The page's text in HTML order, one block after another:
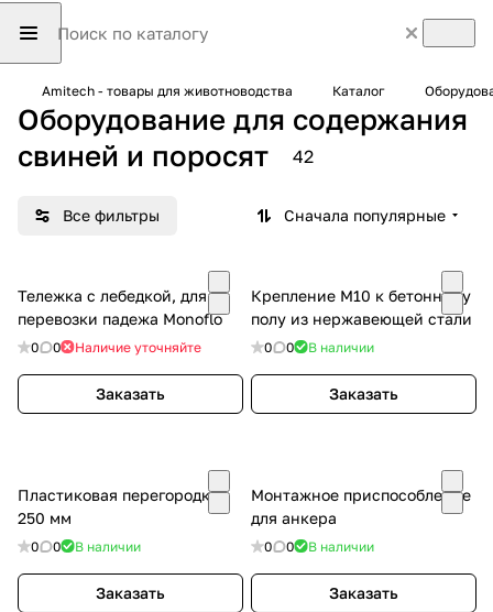
Amitech - товары для животноводства Каталог
Оборудование для содержания
свиней и поросят
42
Все фильтры Сначала популярные
Тележка с лебедкой, для
перевозки падежа Monoflo
0 0 Наличие уточняйте
Заказать
Крепление М10 к бетонному
полу из нержавеющей стали
0 0 В наличии
Заказать
Пластиковая перегородка
250 мм
0 0 В наличии
Заказать
Монтажное приспособление
для анкера
0 0 В наличии
Заказать